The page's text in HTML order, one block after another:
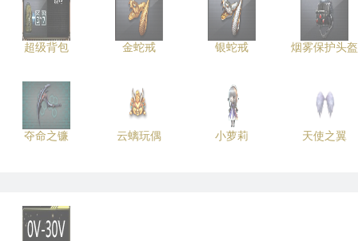
超级背包 金蛇戒 银蛇戒 烟雾保护头盔
夺命之镰 云螭玩偶 小萝莉 天使之翼